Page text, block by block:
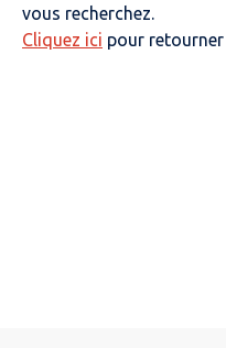
vous recherchez.
Cliquez ici pour